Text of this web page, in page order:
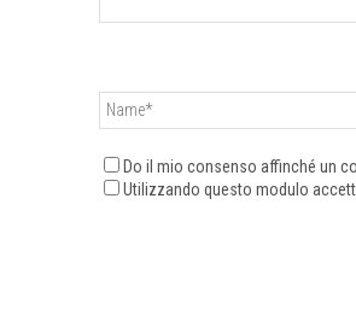
Do il mio consenso affinché un
Utilizzando questo modulo